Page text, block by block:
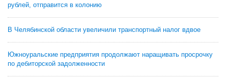
рублей, отправится в колонию
В Челябинской области увеличили транспортный налог вдвое
Южноуральские предприятия продолжают наращивать просрочку
по дебиторской задолженности